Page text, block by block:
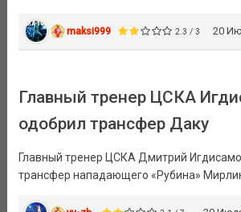
maksi999 2.3 / 3 20
Главный тренер ЦСКА
одобрил трансфер Даку
Главный тренер ЦСКА Дмитрий
трансфер нападающего «Рубина»